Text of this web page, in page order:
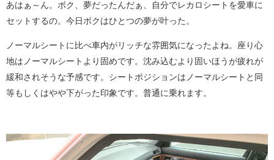
あはぁ～ん。ボク、夢だったんだぁ、自分でレカロシートを愛車に
セットするの。今日ボクはひとつの夢が叶った。
ノーマルシートに比べ車内がリッチな雰囲気になったよね。座り心
地はノーマルシートより固めです。沈み込むより固いほうが疲れが
緩和されそうな予感です。シートポジションはノーマルシートと同
等もしくはやや下がった印象です。普通に乗れます。